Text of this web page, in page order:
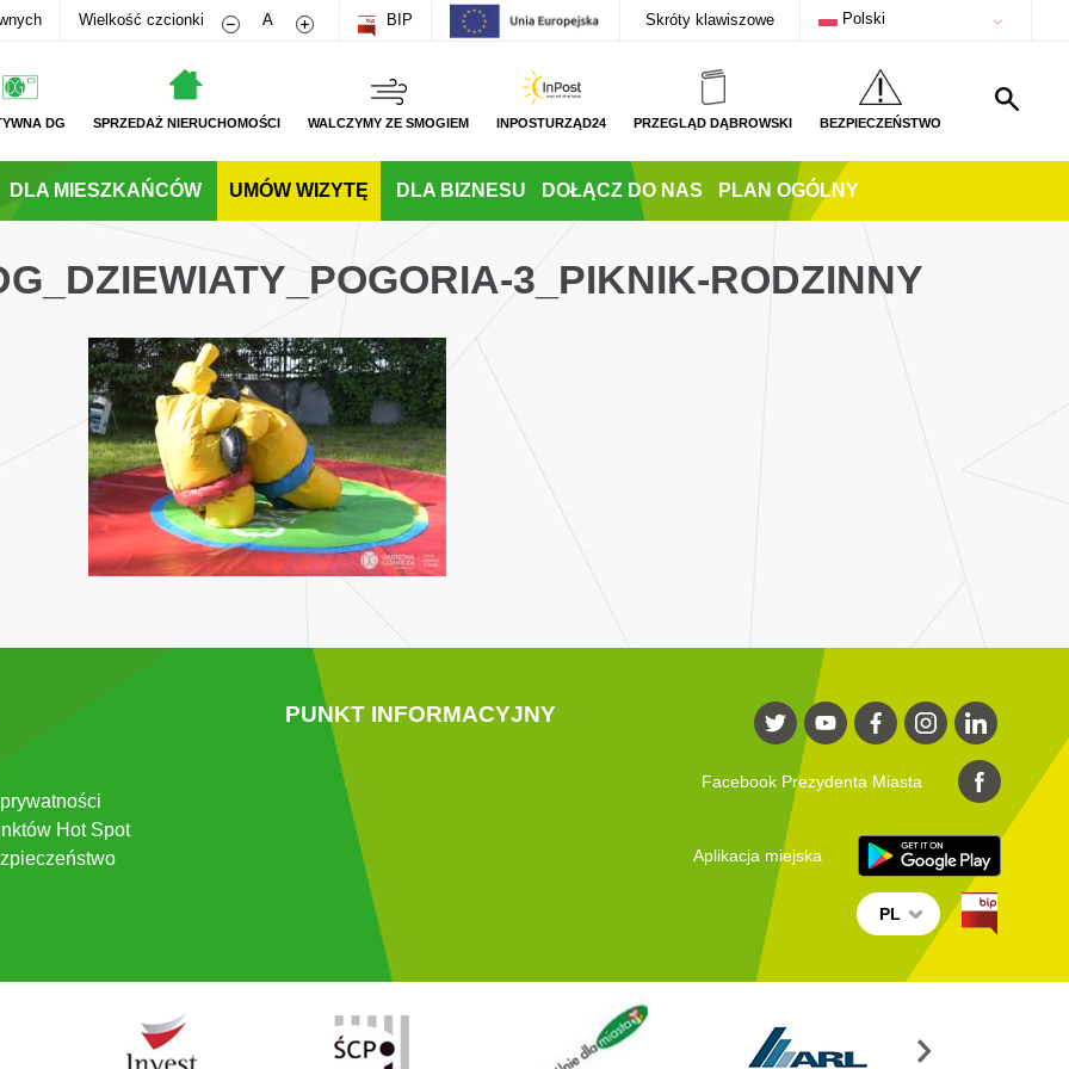
Wielkość czcionki Zmniejsz rozmiar czcionki
A Zwiększ rozmiar czcionki
BIP Skróty klawiszowe Polski
DG SPRZEDAŻ NIERUCHOMOŚCI WALCZYMY ZE SMOGIEM INPOSTURZĄD24 PRZEGLĄD DĄBROWSKI BEZPIECZEŃSTWO
DLA MIESZKAŃCÓW UMÓW WIZYTĘ DLA BIZNESU DOŁĄCZ DO NAS PLAN OGÓLNY
3_PIKNIK-RODZINNY
Hot Spot
PUNKT INFORMACYJNY
Facebook Prezydenta Miasta
Aplikacja miejska
PL